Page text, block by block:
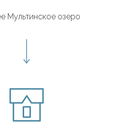
Мультинское озеро